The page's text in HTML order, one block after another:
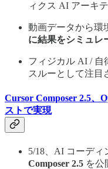
ィクス AI アーキ
動画データから環
に結果をシミュレ
フィジカル AI / 自
スルーとして注目
Cursor Composer 2.5、
ストで実現
5/18、AI コーディ
Composer 2.5 を公